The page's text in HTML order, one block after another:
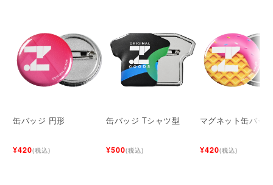
缶バッジ 円形
¥420(税込)
缶バッジ Tシャツ型
¥500(税込)
マグネット缶バッ
¥420(税込)